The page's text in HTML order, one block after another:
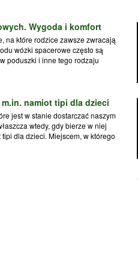
Wygoda i komfort
na które rodzice zawsze zwracają
wózki spacerowe często są
poduszki i inne tego rodzaju
namiot tipi dla dzieci
jest w stanie dostarczać naszym
wtedy, gdy bierze w niej
dla dzieci. Miejscem, w którego